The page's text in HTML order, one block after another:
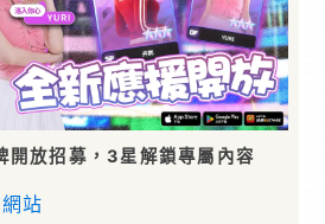
開放招募，3星解鎖專屬內容
站